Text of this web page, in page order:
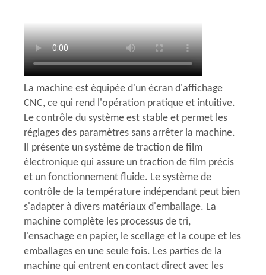
La machine est équipée d'un écran d'affichage
CNC, ce qui rend l'opération pratique et intuitive.
Le contrôle du système est stable et permet les
réglages des paramètres sans arrêter la machine.
Il présente un système de traction de film
électronique qui assure un traction de film précis
et un fonctionnement fluide. Le système de
contrôle de la température indépendant peut bien
s'adapter à divers matériaux d'emballage. La
machine complète les processus de tri,
l'ensachage en papier, le scellage et la coupe et les
emballages en une seule fois. Les parties de la
machine qui entrent en contact direct avec les